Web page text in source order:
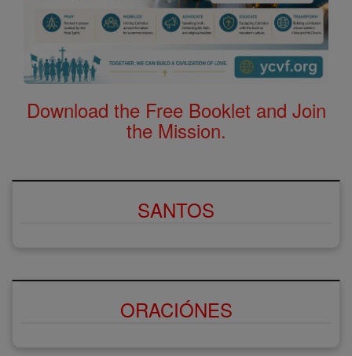
Download the Free Booklet and Join
the Mission.
SANTOS
ORACIÓNES